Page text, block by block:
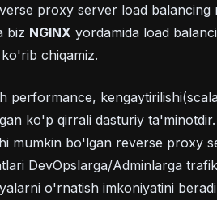
proxy server load balancing
biz NGINX yordamida load
chiqamiz.
performance,
ko'p qirrali dasturiy
mumkin bo'lgan reverse proxy
DevOpslarga/Adminlarga
o'rnatish imkoniyatini